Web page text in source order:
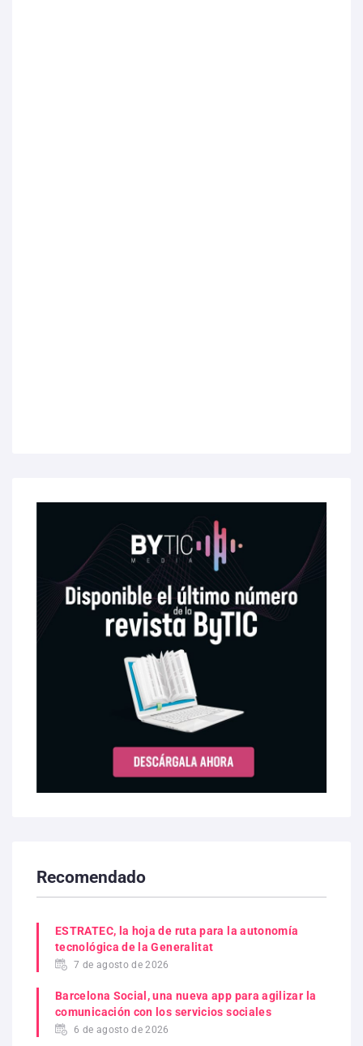
Recomendado
ESTRATEC, la hoja de ruta para la autonomía
tecnológica de la Generalitat
7 de agosto de 2026
Barcelona Social, una nueva app para agilizar la
comunicación con los servicios sociales
6 de agosto de 2026